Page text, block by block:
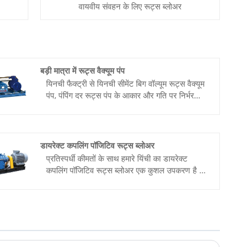
वायवीय संवहन के लिए रूट्स ब्लोअर
बड़ी मात्रा में रूट्स वैक्यूम पंप
यिनची फैक्ट्री से यिनची सीमेंट बिग वॉल्यूम रूट्स वैक्यूम
पंप, पंपिंग दर रूट्स पंप के आकार और गति पर निर्भर
स्थिति वाली कामकाजी परिस्थितियों में प्राप्त किया जा
सकता है, जो मुख्य रूप से पंप के अंदर रिसाव दर और गैस
सोखना से प्रभावित होती है।
डायरेक्ट कपलिंग पॉजिटिव रूट्स ब्लोअर
प्रतिस्पर्धी कीमतों के साथ हमारे यिंची का डायरेक्ट
कपलिंग पॉजिटिव रूट्स ब्लोअर एक कुशल उपकरण है जो
करने के लिए उन्नत रूट्स ब्लोअर तकनीक का उपयोग
करता है।